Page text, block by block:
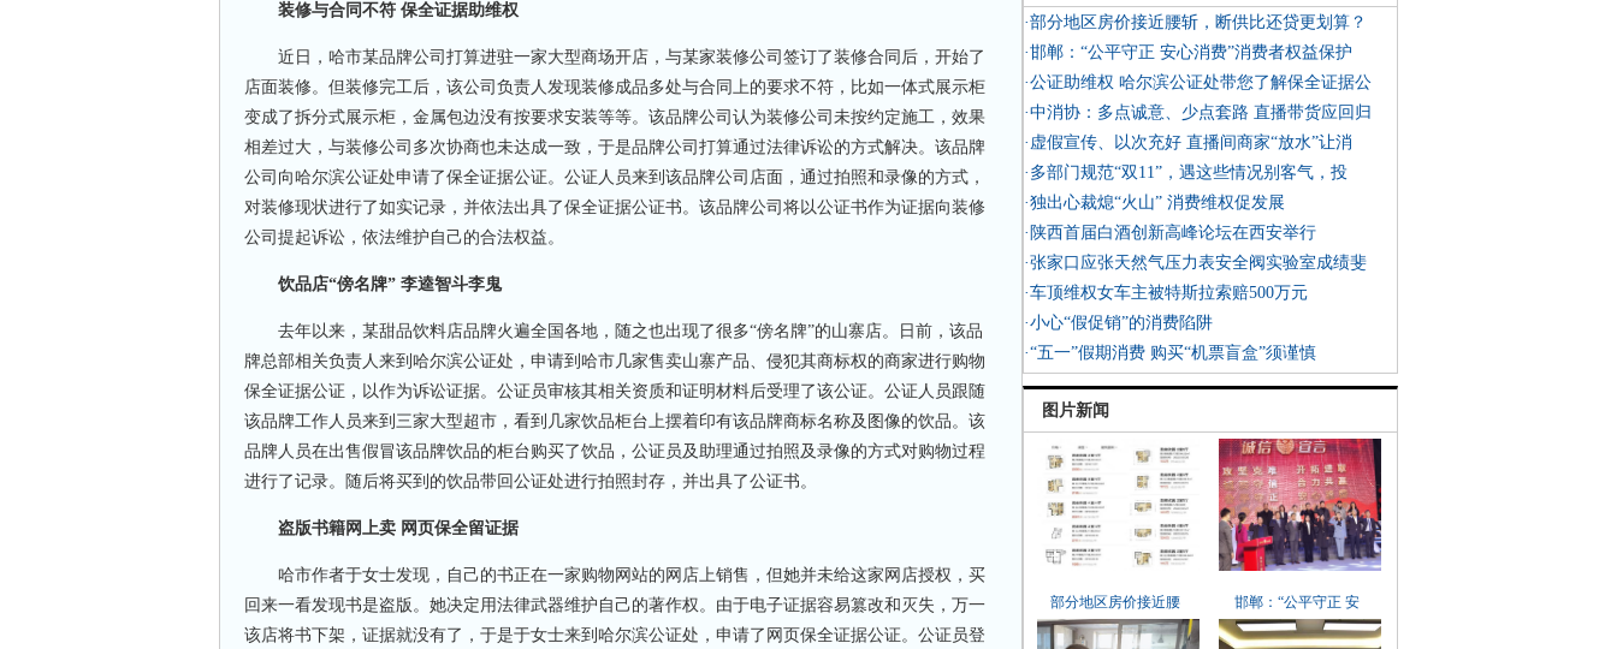
装修与合同不符 保全证据助维权
近日，哈市某品牌公司打算进驻一家大型商场开店，与某家装修公司签订了装修合同后，开始了
店面装修。但装修完工后，该公司负责人发现装修成品多处与合同上的要求不符，比如一体式展示柜
变成了拆分式展示柜，金属包边没有按要求安装等等。该品牌公司认为装修公司未按约定施工，效果
相差过大，与装修公司多次协商也未达成一致，于是品牌公司打算通过法律诉讼的方式解决。该品牌
公司向哈尔滨公证处申请了保全证据公证。公证人员来到该品牌公司店面，通过拍照和录像的方式，
对装修现状进行了如实记录，并依法出具了保全证据公证书。该品牌公司将以公证书作为证据向装修
公司提起诉讼，依法维护自己的合法权益。
饮品店“傍名牌” 李逵智斗李鬼
去年以来，某甜品饮料店品牌火遍全国各地，随之也出现了很多“傍名牌”的山寨店。日前，该品
牌总部相关负责人来到哈尔滨公证处，申请到哈市几家售卖山寨产品、侵犯其商标权的商家进行购物
保全证据公证，以作为诉讼证据。公证员审核其相关资质和证明材料后受理了该公证。公证人员跟随
该品牌工作人员来到三家大型超市，看到几家饮品柜台上摆着印有该品牌商标名称及图像的饮品。该
品牌人员在出售假冒该品牌饮品的柜台购买了饮品，公证员及助理通过拍照及录像的方式对购物过程
进行了记录。随后将买到的饮品带回公证处进行拍照封存，并出具了公证书。
盗版书籍网上卖 网页保全留证据
哈市作者于女士发现，自己的书正在一家购物网站的网店上销售，但她并未给这家网店授权，买
回来一看发现书是盗版。她决定用法律武器维护自己的著作权。由于电子证据容易篡改和灭失，万一
该店将书下架，证据就没有了，于是于女士来到哈尔滨公证处，申请了网页保全证据公证。公证员登
·部分地区房价接近腰斩，断供比还贷更划算？
·邯郸：“公平守正 安心消费”消费者权益保护
·公证助维权 哈尔滨公证处带您了解保全证据公
·中消协：多点诚意、少点套路 直播带货应回归
·虚假宣传、以次充好 直播间商家“放水”让消
·多部门规范“双11”，遇这些情况别客气，投
·独出心裁熄“火山” 消费维权促发展
·陕西首届白酒创新高峰论坛在西安举行
·张家口应张天然气压力表安全阀实验室成绩斐
·车顶维权女车主被特斯拉索赔500万元
·小心“假促销”的消费陷阱
·“五一”假期消费 购买“机票盲盒”须谨慎
图片新闻
部分地区房价接近腰 邯郸：“公平守正 安